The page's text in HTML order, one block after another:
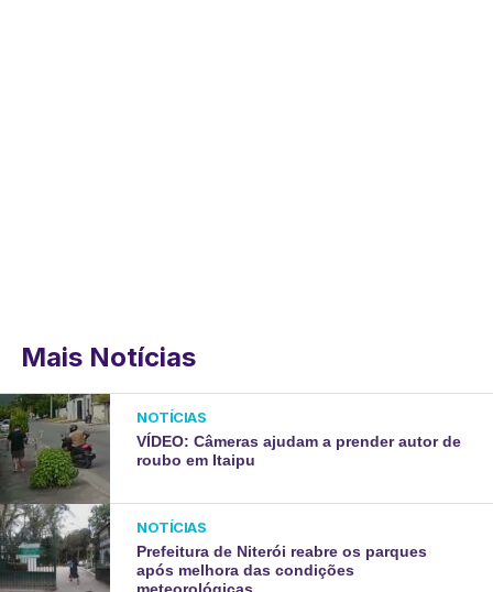
Mais Notícias
NOTÍCIAS
VÍDEO: Câmeras ajudam a prender autor de
roubo em Itaipu
NOTÍCIAS
Prefeitura de Niterói reabre os parques
após melhora das condições
meteorológicas